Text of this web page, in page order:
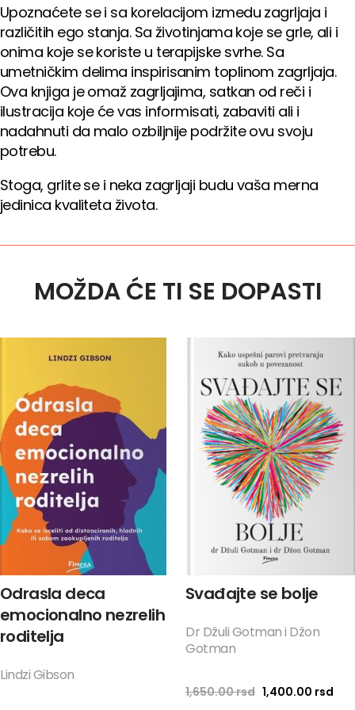
Upoznaćete se i sa korelacijom izmedu zagrljaja i
različitih ego stanja. Sa životinjama koje se grle, ali i
onima koje se koriste u terapijske svrhe. Sa
umetničkim delima inspirisanim toplinom zagrljaja.
Ova knjiga je omaž zagrljajima, satkan od reči i
ilustracija koje će vas informisati, zabaviti ali i
nadahnuti da malo ozbiljnije podržite ovu svoju
potrebu.
Stoga, grlite se i neka zagrljaji budu vaša merna
jedinica kvaliteta života.
MOŽDA ĆE TI SE DOPASTI
Odrasla deca
emocionalno nezrelih
roditelja
Lindzi Gibson
Svađajte se bolje
Dr Džuli Gotman i Džon
Gotman
1,650.00rsd Originalna
1,400.00 rsd